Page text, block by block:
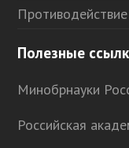
Полезные
Минобрнауки
Российская